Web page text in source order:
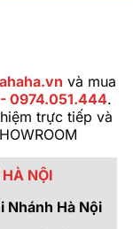
và mua
0974.051.444.
trực tiếp và
NỘI
Nhánh Hà Nội